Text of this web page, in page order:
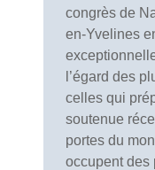
congrès de
en-Yvelines
l’égard des
celles qui
soutenue
portes du
occupent des